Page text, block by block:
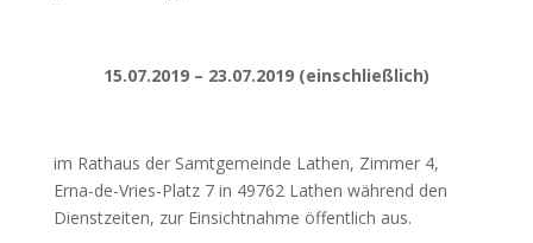
15.07.2019 – 23.07.2019 (einschließlich)
im Rathaus der Samtgemeinde Lathen, Zimmer 4,
Erna-de-Vries-Platz 7 in 49762 Lathen während den
Dienstzeiten, zur Einsichtnahme öffentlich aus.